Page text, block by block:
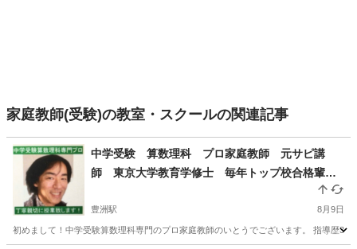
家庭教師(受験)の教室・スクールの関連記事
中学受験 算数理科 プロ家庭教師 元サピ講
師 東京大学教育学修士 毎年トップ校合格輩
豊洲駅 8月9日
初めまして！中学受験算数理科専門のプロ家庭教師のいとうでございます。 指導歴